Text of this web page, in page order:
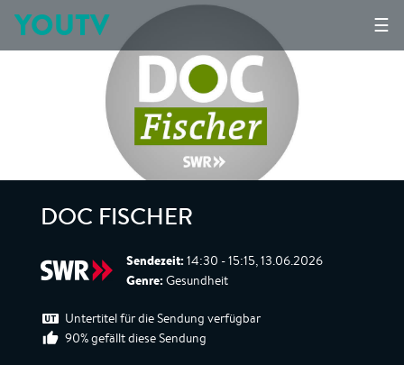
☰
YOUTV
DOC FISCHER
Sendezeit: 14:30 - 15:15, 13.06.2026
Genre: Gesundheit
Untertitel für die Sendung verfügbar
90% gefällt diese Sendung